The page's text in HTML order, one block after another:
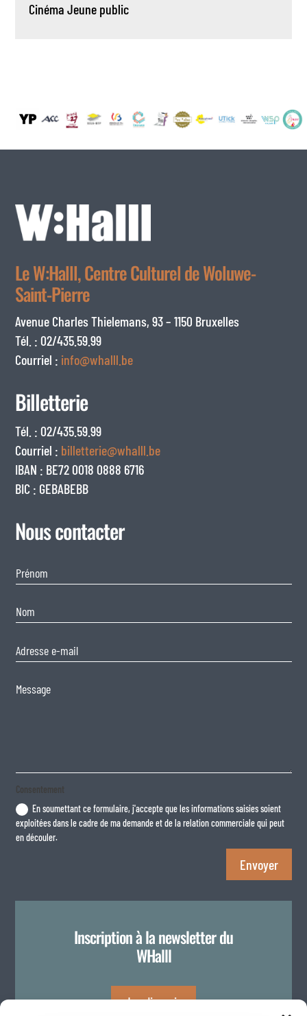
Cinéma Jeune public
Le W:Halll, Centre Culturel de Woluwe-
Saint-Pierre
Avenue Charles Thielemans, 93 – 1150 Bruxelles
Tél. : 02/435.59.99
Courriel : info@whalll.be
Billetterie
Tél. : 02/435.59.99
Courriel : billetterie@whalll.be
IBAN : BE72 0018 0888 6716
BIC : GEBABEBB
Nous contacter
Consentement
En soumettant ce formulaire, j'accepte que les informations saisies soient
exploitées dans le cadre de ma demande et de la relation commerciale qui peut
en découler.
Envoyer
Inscription à la newsletter du
WHalll
Je m'inscris